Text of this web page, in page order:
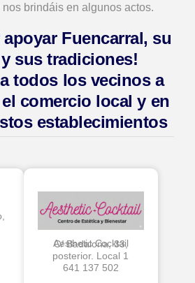
brindáis en algunos actos.
apoyar Fuencarral, su
sus tradiciones!
todos los vecinos a
comercio local y en
establecimientos
Aesthetic Cocktail
C/ Badalona, 33,
posterior. Local 1
641 137 502